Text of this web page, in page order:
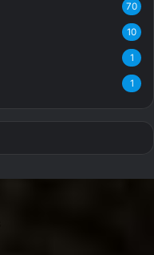
70
10
1
1